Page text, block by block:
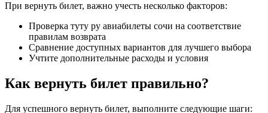
При вернуть билет, важно учесть несколько факторов:
Проверка туту ру авиабилеты сочи на соответствие
правилам возврата
Сравнение доступных вариантов для лучшего выбора
Учтите дополнительные расходы и условия
Как вернуть билет правильно?
Для успешного вернуть билет, выполните следующие шаги: